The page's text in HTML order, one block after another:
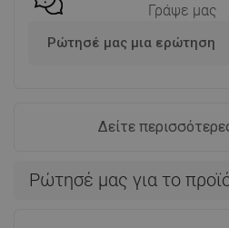
Γράψε μας
Ρώτησέ μας μια ερώτηση
Δείτε
Ρώτησέ μας για το